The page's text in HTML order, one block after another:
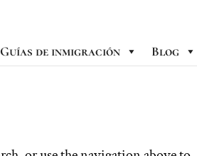
Guías de inmigración Blog